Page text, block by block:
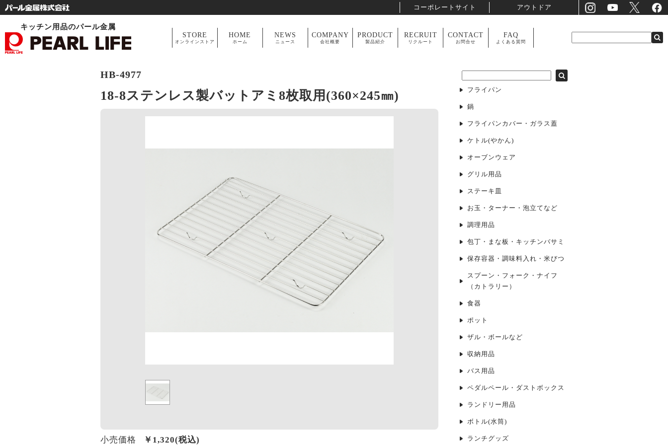
コーポレートサイト アウトドア
キッチン用品のパール金属
STORE
オンラインストア
HOME
ホーム
NEWS
ニュース
COMPANY
会社概要
PRODUCT
製品紹介
RECRUIT
リクルート
CONTACT
お問合せ
FAQ
よくある質問
HB-4977
18-8ステンレス製バットアミ8枚取用(360×245㎜)
小売価格 ￥ 1,320(税込)
フライパン
鍋
フライパンカバー・ガラス蓋
ケトル(やかん)
オーブンウェア
グリル用品
ステーキ皿
お玉・ターナー・泡立てなど
調理用品
包丁・まな板・キッチンバサミ
保存容器・調味料入れ・米びつ
スプーン・フォーク・ナイフ
（カトラリー）
食器
ポット
ザル・ボールなど
収納用品
バス用品
ペダルペール・ダストボックス
ランドリー用品
ボトル(水筒)
ランチグッズ